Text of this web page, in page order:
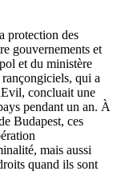
protection des
gouvernements et
et du ministère
rançongiciels, qui a
concluait une
pendant un an. À
Budapest, ces
mais aussi
quand ils sont